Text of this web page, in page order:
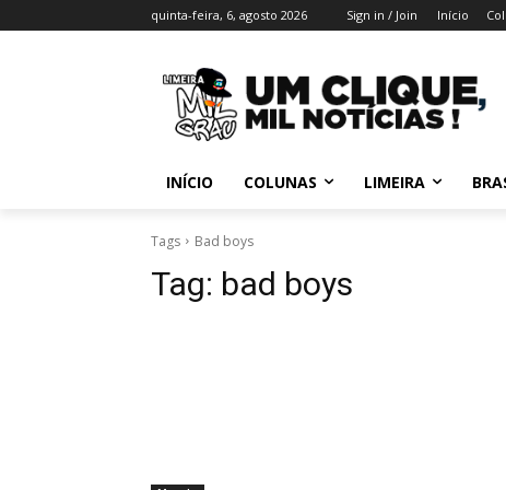
quinta-feira, 6, agosto 2026 Sign in / Join Início
INÍCIO COLUNAS LIMEIRA
Tags Bad boys
Tag: bad boys